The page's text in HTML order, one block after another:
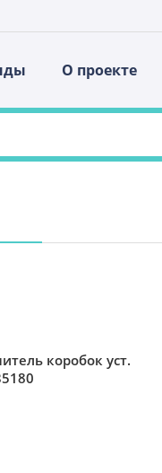
О проекте
коробок уст.